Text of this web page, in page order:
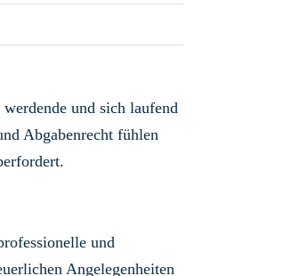
und sich laufend
Abgabenrecht fühlen
und
Angelegenheiten